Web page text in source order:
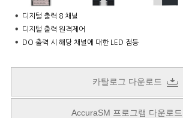
디지털 출력 8 채널
디지털 출력 원격제어
DO 출력 시 해당 채널에 대한 LED 점등
카탈로그 다운로드
AccuraSM 프로그램 다운로드